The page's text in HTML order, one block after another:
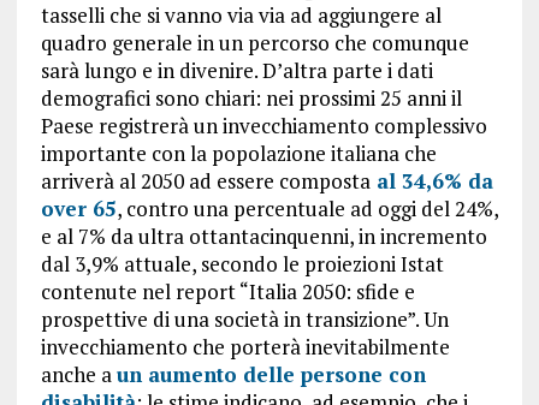
tasselli che si vanno via via ad aggiungere al
quadro generale in un percorso che comunque
sarà lungo e in divenire. D’altra parte i dati
demografici sono chiari: nei prossimi 25 anni il
Paese registrerà un invecchiamento complessivo
importante con la popolazione italiana che
arriverà al 2050 ad essere composta al 34,6% da
over 65, contro una percentuale ad oggi del 24%,
e al 7% da ultra ottantacinquenni, in incremento
dal 3,9% attuale, secondo le proiezioni Istat
contenute nel report “Italia 2050: sfide e
prospettive di una società in transizione”. Un
invecchiamento che porterà inevitabilmente
anche a un aumento delle persone con